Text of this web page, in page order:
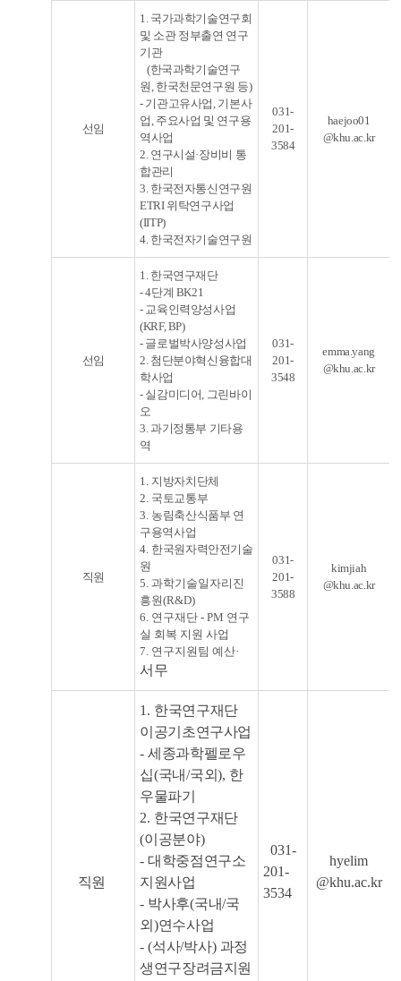
선임
1. 국가과학기술연구회
및 소관 정부출연 연구
기관
(한국과학기술연구
원, 한국천문연구원 등)
- 기관고유사업, 기본사
업, 주요사업 및 연구용
역사업
2. 연구시설·장비비 통
합관리
3. 한국전자통신연구원
ETRI 위탁연구사업
(IITP)
4. 한국전자기술연구원
031-
201-
3584
haejoo01
@khu.ac.kr
선임
1. 한국연구재단
- 4단계 BK21
- 교육인력양성사업
(KRF, BP)
- 글로벌박사양성사업
2. 첨단분야혁신융합대
학사업
- 실감미디어, 그린바이
오
3. 과기정통부 기타용
역
031-
201-
3548
emma.yang
@khu.ac.kr
직원
1. 지방자치단체
2. 국토교통부
3. 농림축산식품부 연
구용역사업
4. 한국원자력안전기술
원
5. 과학기술일자리진
흥원(R&D)
6. 연구재단 - PM 연구
실 회복 지원 사업
7. 연구지원팀 예산·
서무
031-
201-
3588
kimjiah
@khu.ac.kr
직원
1. 한국연구재단
이공기초연구사업
-세종과학펠로우
십(국내/국외), 한
우물파기
2. 한국연구재단
(이공분야)
-대학중점연구소
지원사업
- 박사후(국내/국
외 )연수사업
- (석사/박사) 과정
생연구장려금지원
031-
201-
3534
hyelim
@khu.ac.kr